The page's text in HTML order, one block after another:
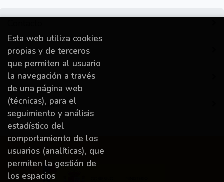
Información
Destacado
A miña conta
Esta web utiliza cookies
propias y de terceros
que permiten al usuario
la navegación a través
de una página web
(técnicas), para el
seguimiento y análisis
estadístico del
comportamiento de los
usuarios (analíticas), que
permiten la gestión de
los espacios